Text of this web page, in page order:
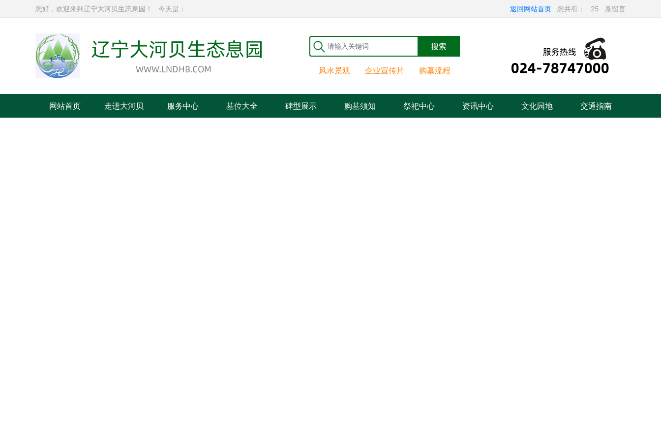
您好，欢迎来到辽宁大河贝生态息园！ 今天是： 返回网站首页 您共有： 25 条留言
搜索
风水景观 企业宣传片 购墓流程
网站首页 走进大河贝 服务中心 墓位大全 碑型展示 购墓须知 祭祀中心 资讯中心 文化园地 交通指南